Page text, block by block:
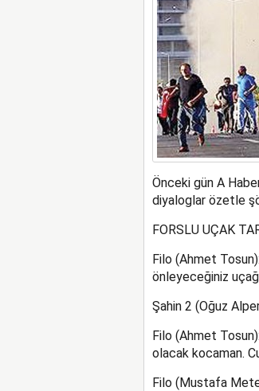
Önceki gün A
diyaloglar özetle
FORSLU UÇAK
Filo (Ahmet
önleyeceğiniz
Şahin 2 (Oğuz
Filo (Ahmet
olacak kocaman.
Filo (Mustafa